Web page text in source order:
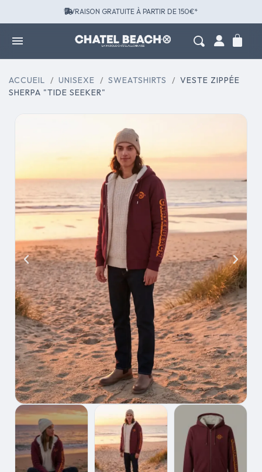
LIVRAISON GRATUITE À PARTIR DE 150€*
ACCUEIL UNISEXE SWEATSHIRTS
VESTE ZIPPÉE
SHERPA "TIDE SEEKER"